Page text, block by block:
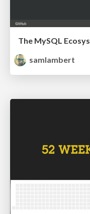
The MySQL
samlambert